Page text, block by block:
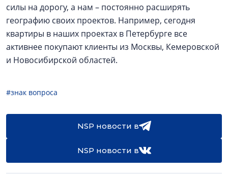
силы на дорогу, а нам – постоянно расширять
географию своих проектов. Например, сегодня
квартиры в наших проектах в Петербурге все
активнее покупают клиенты из Москвы, Кемеровской
и Новосибирской областей.
#знак вопроса
NSP новости в
NSP новости в